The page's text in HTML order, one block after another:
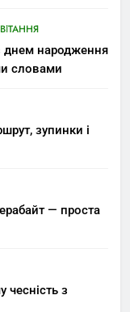
днем народження
словами
зупинки і
— проста
чесність з